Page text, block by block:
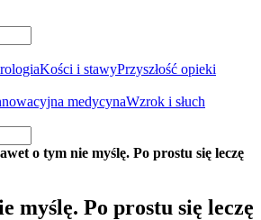
Kości i stawyPrzyszłość opieki
medycynaWzrok i słuch
o tym nie myślę. Po prostu się leczę
myślę. Po prostu się leczę